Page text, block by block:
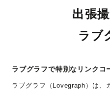
出張
ラブ
ラブグラフで特別なリンクコ
ラブグラフ（Lovegraph）は、